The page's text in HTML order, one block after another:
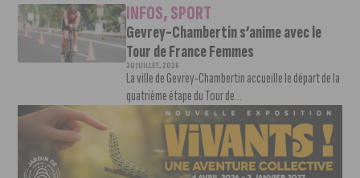
INFOS,SPORT
Gevrey-Chambertin s’anime avec le
Tour de France Femmes
30 JUILLET, 2026
La ville de Gevrey-Chambertin accueille le départ de la
quatrième étape du Tour de...